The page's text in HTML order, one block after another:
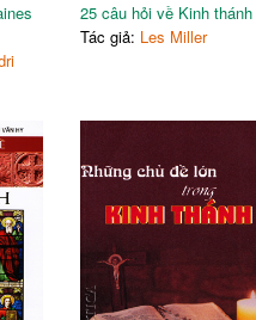
25 câu hỏi về Kinh thánh
Tác giả: Les Miller